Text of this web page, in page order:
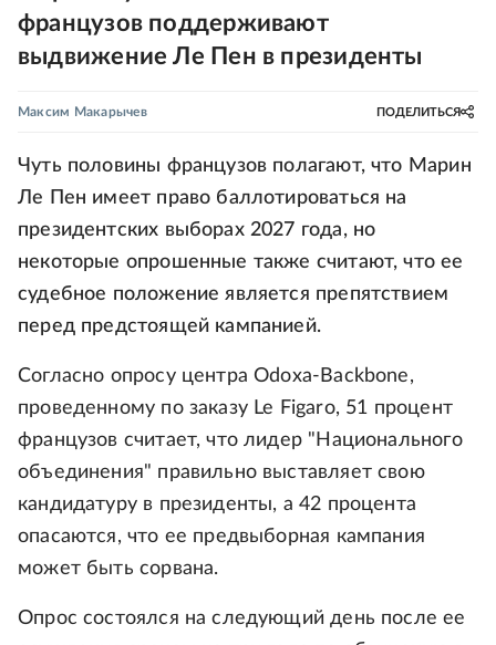
французов поддерживают
выдвижение Ле Пен в президенты
Максим Макарычев ПОДЕЛИТЬСЯ
Чуть половины французов полагают, что Марин
Ле Пен имеет право баллотироваться на
президентских выборах 2027 года, но
некоторые опрошенные также считают, что ее
судебное положение является препятствием
перед предстоящей кампанией.
Согласно опросу центра Odoxa-Backbone,
проведенному по заказу Le Figaro, 51 процент
французов считает, что лидер "Национального
объединения" правильно выставляет свою
кандидатуру в президенты, а 42 процента
опасаются, что ее предвыборная кампания
может быть сорвана.
Опрос состоялся на следующий день после ее